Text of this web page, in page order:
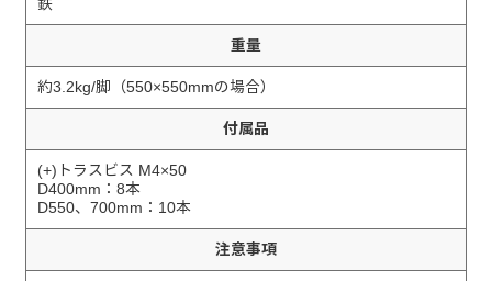
鉄
重量
約3.2kg/脚（550×550mmの場合）
付属品
(+)トラスビス M4×50
D400mm：8本
D550、700mm：10本
注意事項